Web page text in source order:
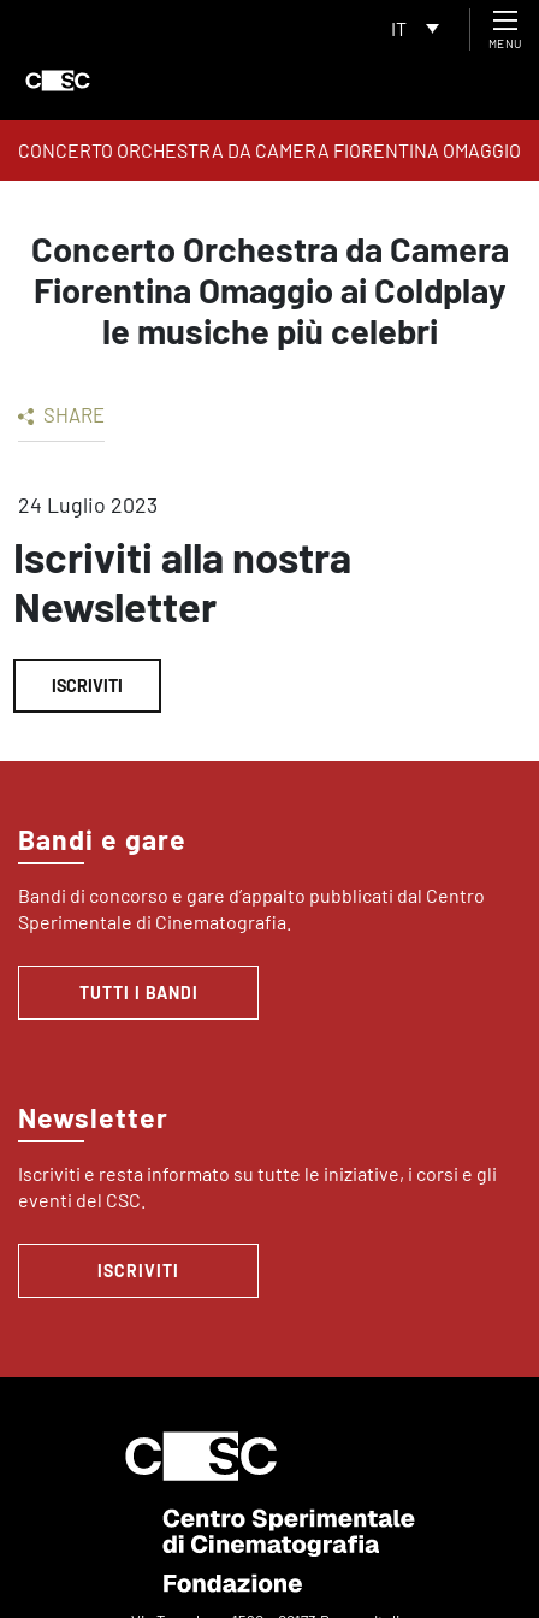
IT
MENU
CONCERTO ORCHESTRA DA CAMERA FIORENTINA OMAGGIO
AI COLDPLAY LE MUSICHE PIù CELEBRI
Concerto Orchestra da Camera
Fiorentina Omaggio ai Coldplay
le musiche più celebri
SHARE
24 Luglio 2023
Iscriviti alla nostra
Newsletter
ISCRIVITI
Bandi e gare
Bandi di concorso e gare d’appalto pubblicati dal Centro
Sperimentale di Cinematografia.
TUTTI I BANDI
Newsletter
Iscriviti e resta informato su tutte le iniziative, i corsi e gli
eventi del CSC.
ISCRIVITI